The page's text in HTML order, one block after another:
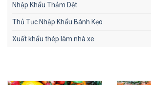
Nhập Khẩu Thảm Dệt
Thủ Tục Nhập Khẩu Bánh Kẹo
Xuất khẩu thép làm nhà xe